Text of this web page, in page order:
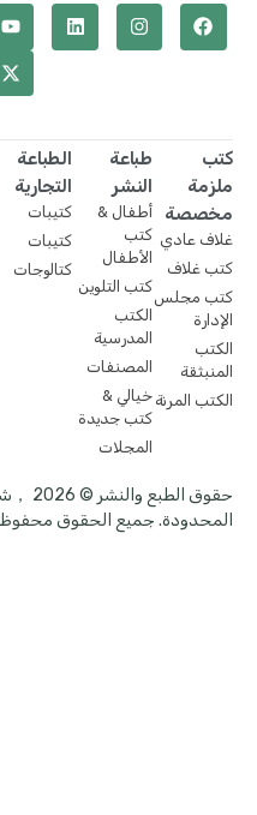
كتب
ملزمة
مخصصة
غلاف عادي
كتب غلاف
كتب مجلس
الإدارة
الكتب
المنبثقة
الكتب المرنة
طباعة
النشر
أطفال &
كتب
الأطفال
كتب التلوين
الكتب
المدرسية
المصنفات
خيالي &
كتب جديدة
المجلات
الطباعة
التجارية
كتيبات
كتيبات
كتالوجات
المحدودة. جميع الحقوق محفوظة.